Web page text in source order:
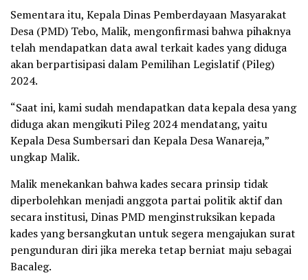
Sementara itu, Kepala Dinas Pemberdayaan Masyarakat
Desa (PMD) Tebo, Malik, mengonfirmasi bahwa pihaknya
telah mendapatkan data awal terkait kades yang diduga
akan berpartisipasi dalam Pemilihan Legislatif (Pileg)
2024.
“Saat ini, kami sudah mendapatkan data kepala desa yang
diduga akan mengikuti Pileg 2024 mendatang, yaitu
Kepala Desa Sumbersari dan Kepala Desa Wanareja,”
ungkap Malik.
Malik menekankan bahwa kades secara prinsip tidak
diperbolehkan menjadi anggota partai politik aktif dan
secara institusi, Dinas PMD menginstruksikan kepada
kades yang bersangkutan untuk segera mengajukan surat
pengunduran diri jika mereka tetap berniat maju sebagai
Bacaleg.